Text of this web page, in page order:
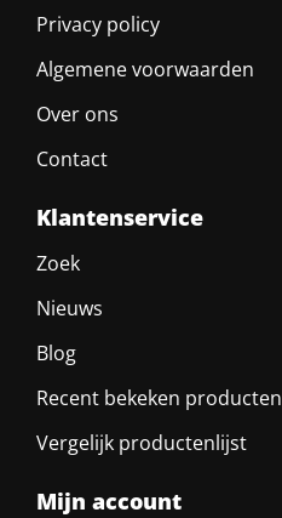
Privacy policy
Algemene voorwaarden
Over ons
Contact
Klantenservice
Zoek
Nieuws
Blog
Recent bekeken producten
Vergelijk productenlijst
Mijn account